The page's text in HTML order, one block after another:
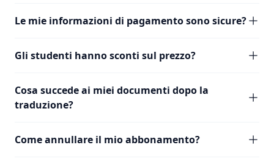
Le mie informazioni di pagamento sono sicure?
Gli studenti hanno sconti sul prezzo?
Cosa succede ai miei documenti dopo la
traduzione?
Come annullare il mio abbonamento?